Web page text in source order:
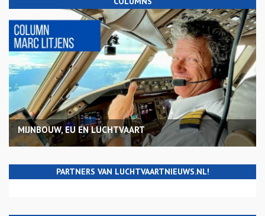
MIJNBOUW, EU EN LUCHTVAART
PARTNERS VAN LUCHTVAARTNIEUWS.NL!